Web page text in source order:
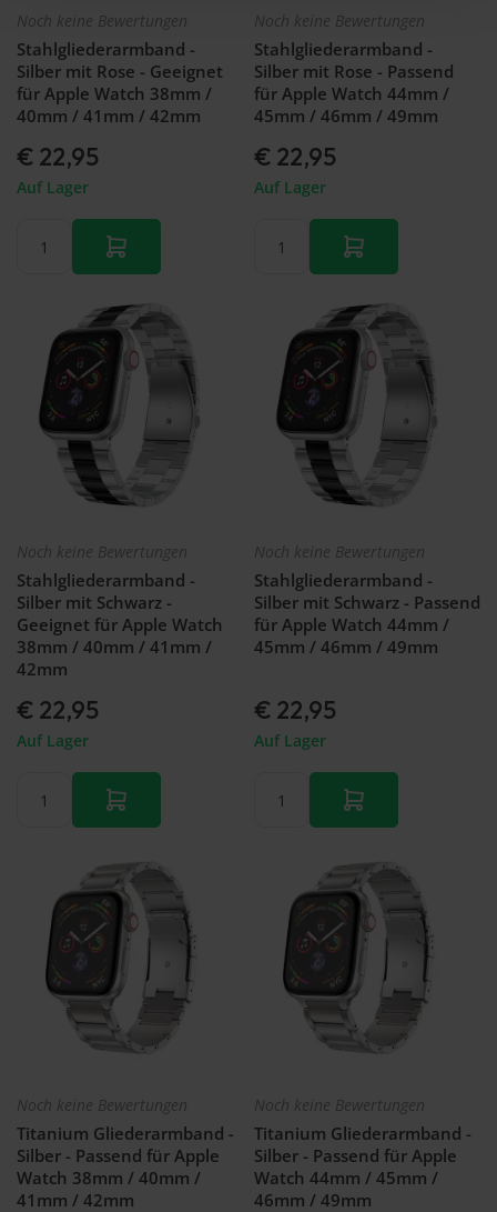
Noch keine Bewertungen
Stahlgliederarmband -
Silber mit Rose - Geeignet
für Apple Watch 38mm /
40mm / 41mm / 42mm
€ 22,95
Auf Lager
Noch keine Bewertungen
Stahlgliederarmband -
Silber mit Rose - Passend
für Apple Watch 44mm /
45mm / 46mm / 49mm
€ 22,95
Auf Lager
Noch keine Bewertungen
Stahlgliederarmband -
Silber mit Schwarz -
Geeignet für Apple Watch
38mm / 40mm / 41mm /
42mm
€ 22,95
Auf Lager
Noch keine Bewertungen
Stahlgliederarmband -
Silber mit Schwarz - Passend
für Apple Watch 44mm /
45mm / 46mm / 49mm
€ 22,95
Auf Lager
Noch keine Bewertungen
Titanium Gliederarmband -
Silber - Passend für Apple
Watch 38mm / 40mm /
41mm / 42mm
Noch keine Bewertungen
Titanium Gliederarmband -
Silber - Passend für Apple
Watch 44mm / 45mm /
46mm / 49mm